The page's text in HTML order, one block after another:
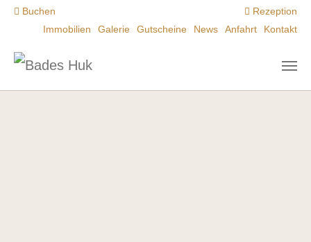
Zum Hauptinhalt springen
Buchen
Rezeption
Immobilien
Galerie Gutscheine News Anfahrt Kontakt